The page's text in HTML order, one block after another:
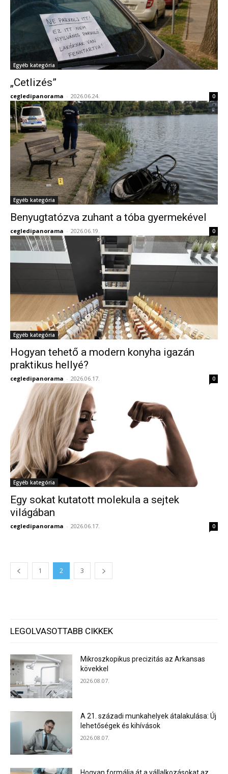
Egyéb kategória
„Cetlizés”
cegledipanorama - 2026.06.24. 0
Egyéb kategória
Benyugtatózva zuhant a tóba gyermekével
cegledipanorama - 2026.06.19. 0
Egyéb kategória
Hogyan tehető a modern konyha igazán
praktikus hellyé?
cegledipanorama - 2026.06.17. 0
Egyéb kategória
Egy sokat kutatott molekula a sejtek
világában
cegledipanorama - 2026.06.17. 0
1 2 3
LEGOLVASOTTABB CIKKEK
Mikroszkopikus precizitás az Arkansas
kövekkel
2026.08.07.
A 21. századi munkahelyek átalakulása: Új
lehetőségek és kihívások
2026.08.07.